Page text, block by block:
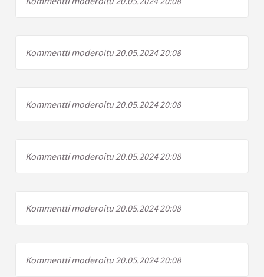
Kommentti moderoitu 20.05.2024 20:08
Kommentti moderoitu 20.05.2024 20:08
Kommentti moderoitu 20.05.2024 20:08
Kommentti moderoitu 20.05.2024 20:08
Kommentti moderoitu 20.05.2024 20:08